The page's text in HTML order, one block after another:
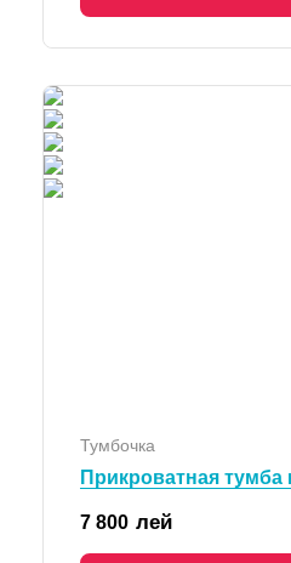
Тумбочка
Прикроватная тумба
7 800 лей